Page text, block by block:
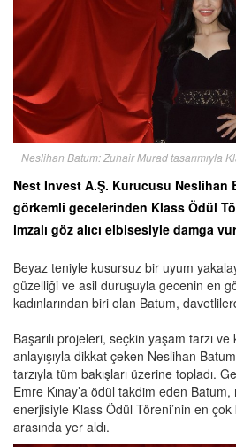
Neslihan Batum: Zuhair Murad tasarımıyla
Nest Invest A.Ş. Kurucusu Neslihan
görkemli gecelerinden Klass Ödül
imzalı göz alıcı elbisesiyle damga
Beyaz teniyle kusursuz bir uyum
güzelliği ve asil duruşuyla gecenin en
kadınlarından biri olan Batum,
Başarılı projeleri, seçkin yaşam tarzı
anlayışıyla dikkat çeken Neslihan
tarzıyla tüm bakışları üzerine topladı.
Emre Kınay’a ödül takdim eden Batum,
enerjisiyle Klass Ödül Töreni’nin en
arasında yer aldı.